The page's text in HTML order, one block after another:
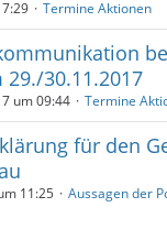
Termine Aktionen
30.11.2017
um 09:44 Termine
für den
11:25 Aussagen der